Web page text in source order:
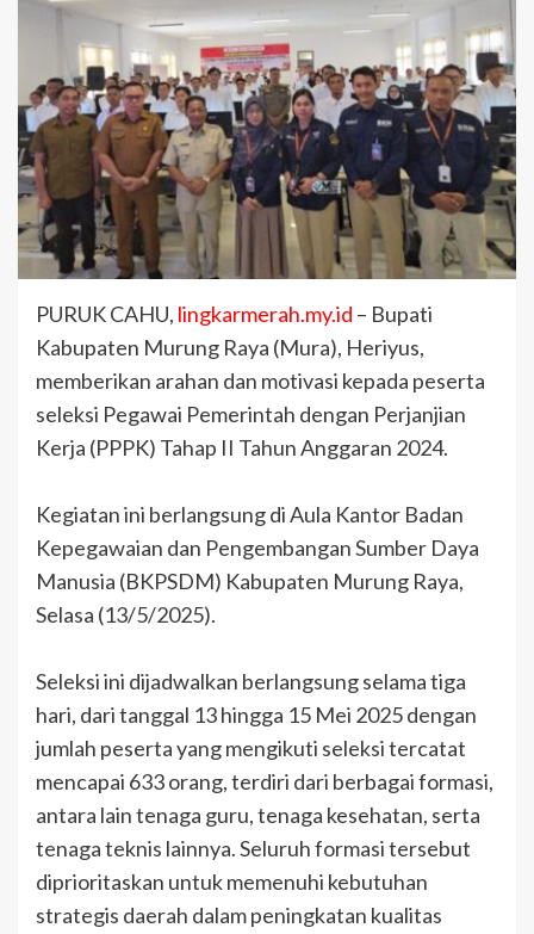
PURUK CAHU, lingkarmerah.my.id – Bupati
Kabupaten Murung Raya (Mura), Heriyus,
memberikan arahan dan motivasi kepada peserta
seleksi Pegawai Pemerintah dengan Perjanjian
Kerja (PPPK) Tahap II Tahun Anggaran 2024.
Kegiatan ini berlangsung di Aula Kantor Badan
Kepegawaian dan Pengembangan Sumber Daya
Manusia (BKPSDM) Kabupaten Murung Raya,
Selasa (13/5/2025).
Seleksi ini dijadwalkan berlangsung selama tiga
hari, dari tanggal 13 hingga 15 Mei 2025 dengan
jumlah peserta yang mengikuti seleksi tercatat
mencapai 633 orang, terdiri dari berbagai formasi,
antara lain tenaga guru, tenaga kesehatan, serta
tenaga teknis lainnya. Seluruh formasi tersebut
diprioritaskan untuk memenuhi kebutuhan
strategis daerah dalam peningkatan kualitas